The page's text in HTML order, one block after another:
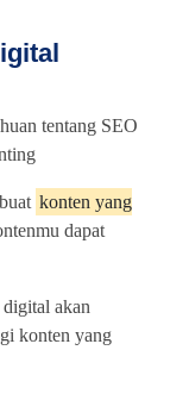
tentang SEO
konten yang
dapat
digital akan
konten yang